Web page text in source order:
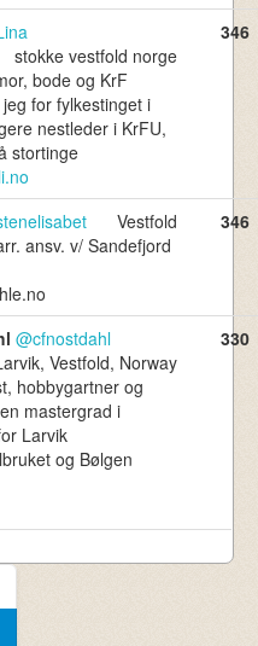
stokke vestfold norge
bode og KrF
for fylkestinget i
nestleder i KrFU,
stortinge
346
Vestfold
ansv. v/ Sandefjord
346
@cfnostdahl
Vestfold, Norway
hobbygartner og
mastergrad i
Larvik
og Bølgen
330